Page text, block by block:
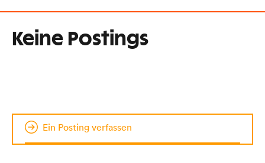
Keine Postings
Ein Posting verfassen